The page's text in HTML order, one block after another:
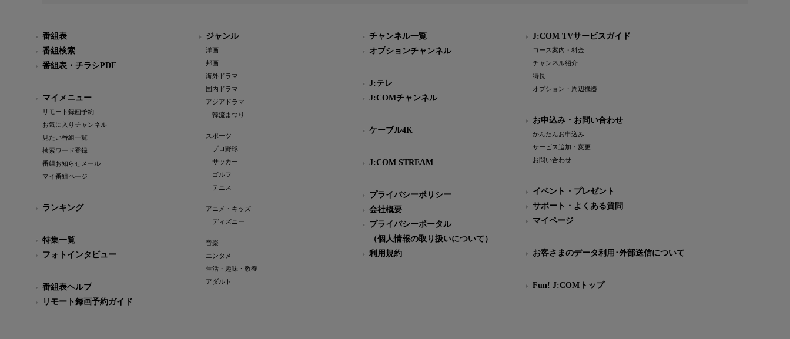
番組表
番組検索
番組表・チラシPDF
マイメニュー
リモート録画予約
お気に入りチャンネル
見たい番組一覧
検索ワード登録
番組お知らせメール
マイ番組ページ
ランキング
特集一覧
フォトインタビュー
番組表ヘルプ
リモート録画予約ガイド
ジャンル
洋画
邦画
海外ドラマ
国内ドラマ
アジアドラマ
韓流まつり
スポーツ
プロ野球
サッカー
ゴルフ
テニス
アニメ・キッズ
ディズニー
音楽
エンタメ
生活・趣味・教養
アダルト
チャンネル一覧
オプションチャンネル
J:テレ
J:COMチャンネル
ケーブル4K
J:COM STREAM
プライバシーポリシー
会社概要
プライバシーポータル
（個人情報の取り扱いについて）
利用規約
J:COM TVサービスガイド
コース案内・料金
チャンネル紹介
特長
オプション・周辺機器
お申込み・お問い合わせ
かんたんお申込み
サービス追加・変更
お問い合わせ
イベント・プレゼント
サポート・よくある質問
マイページ
お客さまのデータ利用･外部送信について
Fun! J:COMトップ